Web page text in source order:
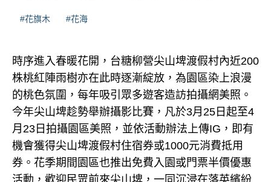
#花旗木 #花海
時序進入春暖花開，台糖柳營尖山埤渡假村內近200
株桃紅陣雨樹亦在此時逐漸綻放，為園區染上浪漫
的桃色氛圍，每年吸引眾多遊客造訪拍攝網美照。
今年尖山埤趁勢舉辦攝影比賽，凡於3月25日起至4
月23日拍攝園區美照，並依活動辦法上傳IG，即有
機會獲得尖山埤渡假村住宿券或1000元消費抵用
券。花季期間園區也推出免費入園或門票半價優惠
活動，歡迎民眾前來尖山埤，一同沉浸在落英繽紛